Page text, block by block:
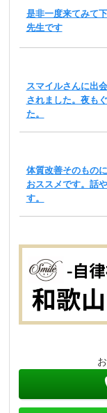
是非一度来てみて
先生です
スマイルさんに出
されました。夜も
た。
体質改善そのもの
おススメです。話
す。